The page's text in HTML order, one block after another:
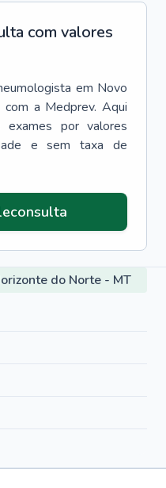
com valores
em Novo
com a Medprev. Aqui
exames por valores
e sem taxa de
do Norte - MT